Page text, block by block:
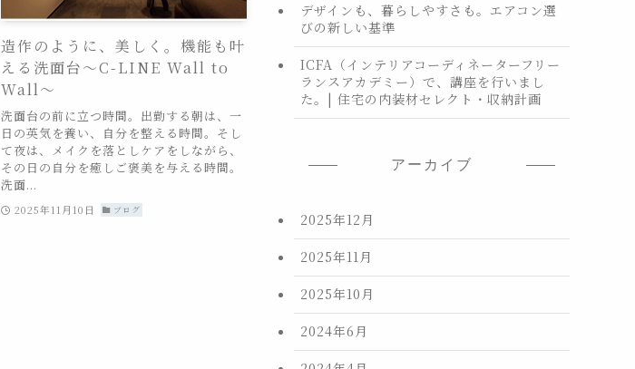
造作のように、美しく。機能も叶
える洗面台～C-LINE Wall to
Wall～
洗面台の前に立つ時間。出勤する朝は、一
日の英気を養い、自分を整える時間。そし
て夜は、メイクを落としケアをしながら、
その日の自分を癒しご褒美を与える時間。
洗面...
2025年11月10日 ブログ
デザインも、暮らしやすさも。エアコン選
びの新しい基準
ICFA（インテリアコーディネーターフリー
ランスアカデミー）で、講座を行いまし
た。| 住宅の内装材セレクト・収納計画
アーカイブ
2025年12月
2025年11月
2025年10月
2024年6月